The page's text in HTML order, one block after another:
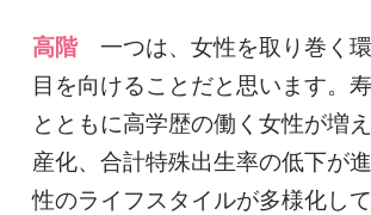
高階
一つは、女性を取り巻く
目を向けることだと思います。
とともに高学歴の働く女性が増
産化、合計特殊出生率の低下が
性のライフスタイルが多様化して